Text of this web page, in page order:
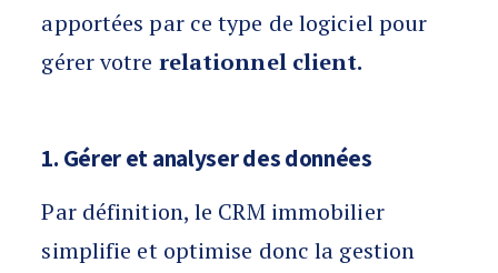
apportées par ce type de logiciel pour
gérer votre relationnel client.
1. Gérer et analyser des données
Par définition, le CRM immobilier
simplifie et optimise donc la gestion